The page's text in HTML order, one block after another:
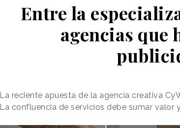
Entre la
agencias que
La reciente apuesta de la agencia creativa
La confluencia de servicios debe sumar